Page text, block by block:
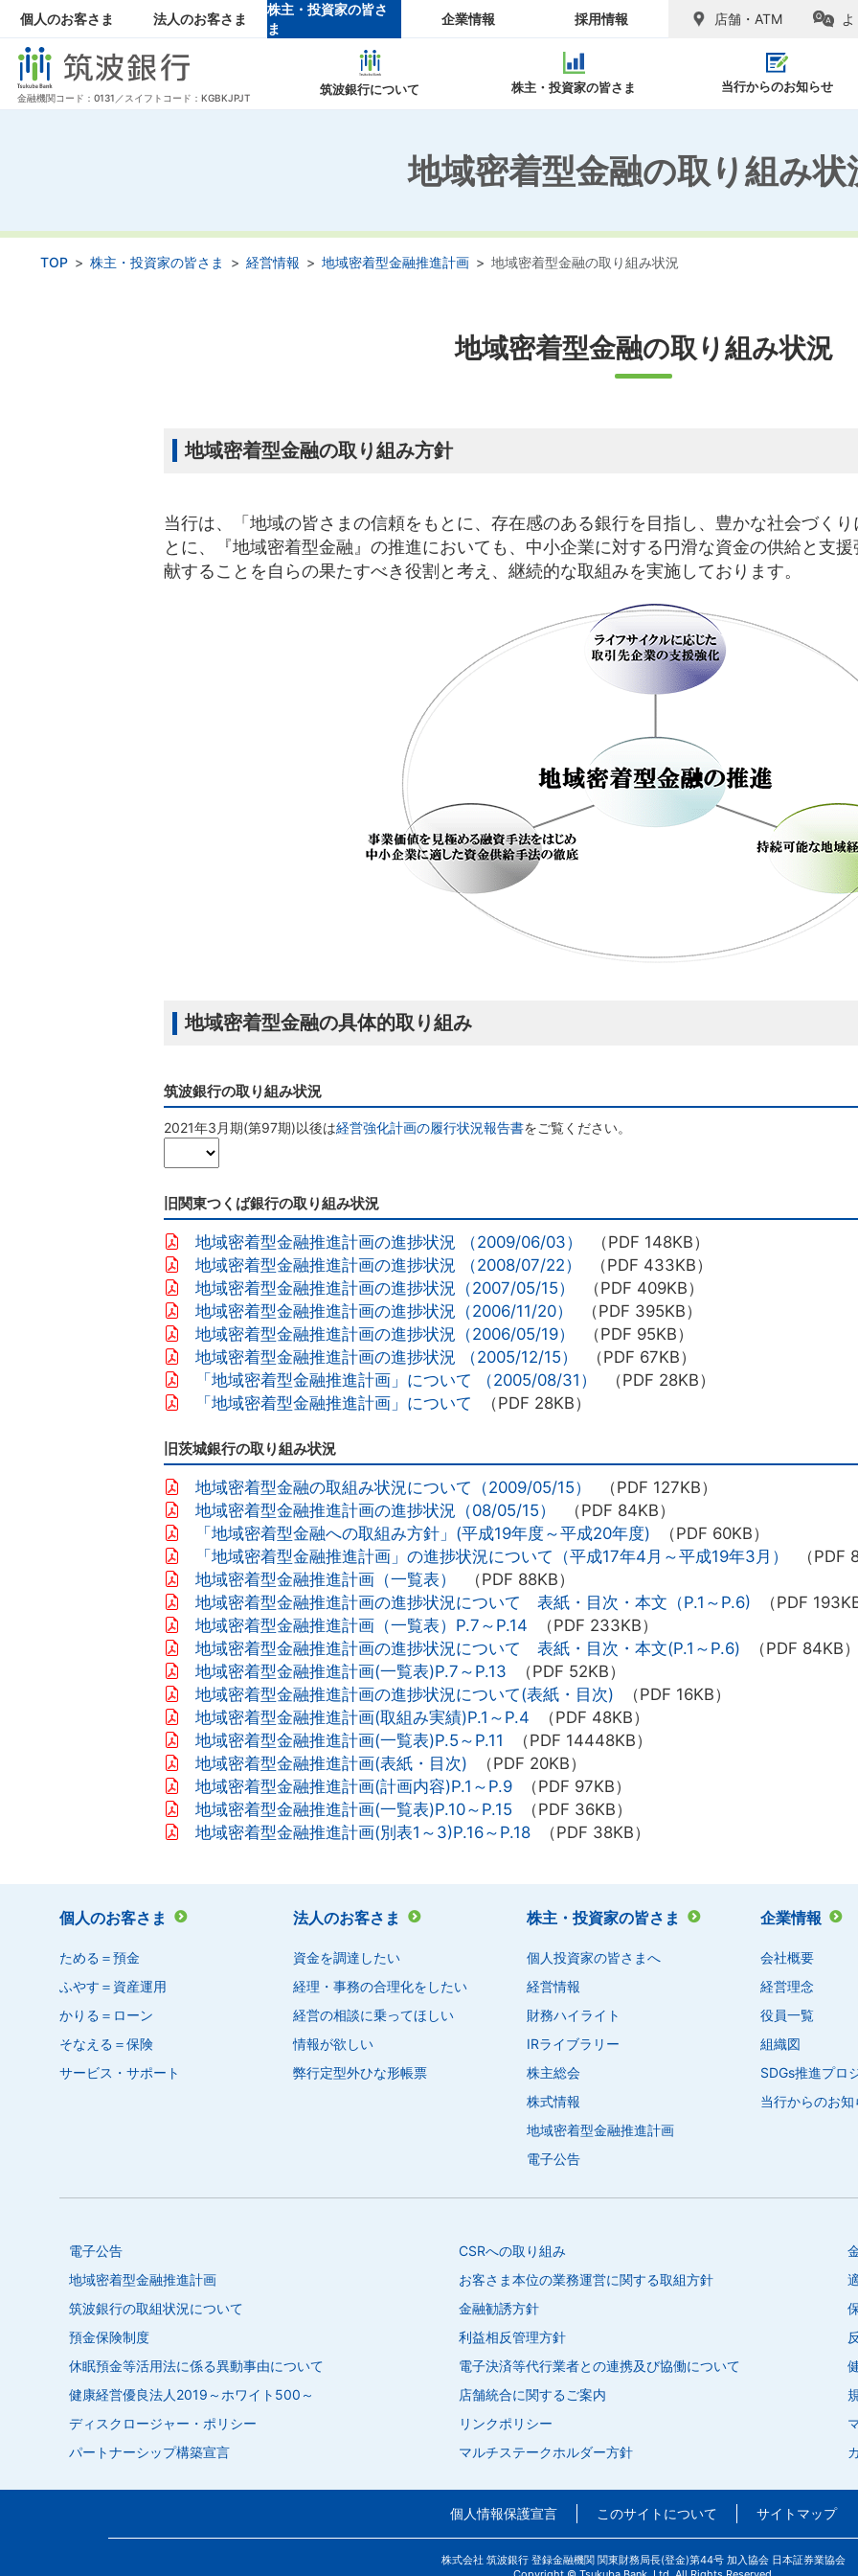
個人のお客さま 法人のお客さま
株主・投資家の皆さ
ま
企業情報 採用情報 店舗・ATM
金融機関コード：0131／スイフトコード：KGBKJPJT
筑波銀行について
トップメッセージ 経営理念 会社概要
株主・投資家の皆さま
トップメッセージ IRライブラリー 経営情報
当行からのお知らせ
ニュースリリース お知らせ・トピックス お客さまへのご注意 キ
新卒採用 中途採用・キャリア採用 リファラル採用 アル
手数料一覧 金利一覧 紛失した場合 便
地域密着型金融の取り組み状
TOP 株主・投資家の皆さま 経営情報 地域密着型金融推進計画 地域密着型金融の取り組み状況
地域密着型金融の取り組み状況
地域密着型金融の取り組み方針
当行は、「地域の皆さまの信頼をもとに、存在感のある銀行を目指し、豊かな社会づく
とに、『地域密着型金融』の推進においても、中小企業に対する円滑な資金の供給と支
献することを自らの果たすべき役割と考え、継続的な取組みを実施しております。
地域密着型金融の具体的取り組み
筑波銀行の取り組み状況
2021年3月期(第97期)以後は経営強化計画の履行状況報告書をご覧ください。
旧関東つくば銀行の取り組み状況
地域密着型金融推進計画の進捗状況 （2009/06/03）
（PDF 148KB）
地域密着型金融推進計画の進捗状況 （2008/07/22）
（PDF 433KB）
地域密着型金融推進計画の進捗状況（2007/05/15）
（PDF 409KB）
地域密着型金融推進計画の進捗状況（2006/11/20）
（PDF 395KB）
地域密着型金融推進計画の進捗状況（2006/05/19）
（PDF 95KB）
地域密着型金融推進計画の進捗状況 （2005/12/15）
（PDF 67KB）
「地域密着型金融推進計画」について （2005/08/31）
（PDF 28KB）
「地域密着型金融推進計画」について
（PDF 28KB）
旧茨城銀行の取り組み状況
地域密着型金融の取組み状況について（2009/05/15）
（PDF 127KB）
地域密着型金融推進計画の進捗状況（08/05/15）
（PDF 84KB）
「地域密着型金融への取組み方針」(平成19年度～平成20年度) （PDF 60KB）
「地域密着型金融推進計画」の進捗状況について（平成17年4月～平成19年3月）
（PDF
地域密着型金融推進計画（一覧表）
（PDF 88KB）
地域密着型金融推進計画の進捗状況について 表紙・目次・本文（P.1～P.6) （PDF 193KB
地域密着型金融推進計画（一覧表）P.7～P.14 （PDF 233KB）
地域密着型金融推進計画の進捗状況について 表紙・目次・本文(P.1～P.6) （PDF 84KB）
地域密着型金融推進計画(一覧表)P.7～P.13 （PDF 52KB）
地域密着型金融推進計画の進捗状況について(表紙・目次) （PDF 16KB）
地域密着型金融推進計画(取組み実績)P.1～P.4 （PDF 48KB）
地域密着型金融推進計画(一覧表)P.5～P.11
（PDF 14448KB）
地域密着型金融推進計画(表紙・目次) （PDF 20KB）
地域密着型金融推進計画(計画内容)P.1～P.9 （PDF 97KB）
地域密着型金融推進計画(一覧表)P.10～P.15 （PDF 36KB）
地域密着型金融推進計画(別表1～3)P.16～P.18 （PDF 38KB）
個人のお客さま
ためる＝預金
ふやす＝資産運用
かりる＝ローン
そなえる＝保険
サービス・サポート
法人のお客さま
資金を調達したい
経理・事務の合理化をしたい
経営の相談に乗ってほしい
情報が欲しい
弊行定型外ひな形帳票
株主・投資家の皆さま
個人投資家の皆さまへ
経営情報
財務ハイライト
IRライブラリー
株主総会
株式情報
地域密着型金融推進計画
電子公告
企業情報
会社概要
経営理念
役員一覧
組織図
SDGs推進プロ
当行からのお知
電子公告
地域密着型金融推進計画
筑波銀行の取組状況について
預金保険制度
休眠預金等活用法に係る異動事由について
健康経営優良法人2019～ホワイト500～
ディスクロージャー・ポリシー
パートナーシップ構築宣言
CSRへの取り組み
お客さま本位の業務運営に関する取組方針
金融勧誘方針
利益相反管理方針
電子決済等代行業者との連携及び協働について
店舗統合に関するご案内
リンクポリシー
マルチステークホルダー方針
個人情報保護宣言 このサイトについて サイトマップ
株式会社 筑波銀行 登録金融機関 関東財務局長(登金)第44号 加入協会 日本証券業協会